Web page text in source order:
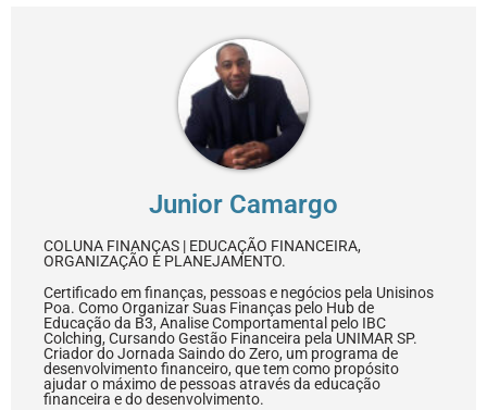
Junior Camargo
COLUNA FINANÇAS | EDUCAÇÃO FINANCEIRA,
ORGANIZAÇÃO E PLANEJAMENTO.
Certificado em finanças, pessoas e negócios pela Unisinos
Poa. Como Organizar Suas Finanças pelo Hub de
Educação da B3, Analise Comportamental pelo IBC
Colching, Cursando Gestão Financeira pela UNIMAR SP.
Criador do Jornada Saindo do Zero, um programa de
desenvolvimento financeiro, que tem como propósito
ajudar o máximo de pessoas através da educação
financeira e do desenvolvimento.